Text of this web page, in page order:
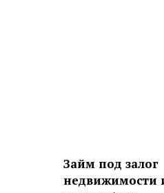
Займ под залог
недвижимости